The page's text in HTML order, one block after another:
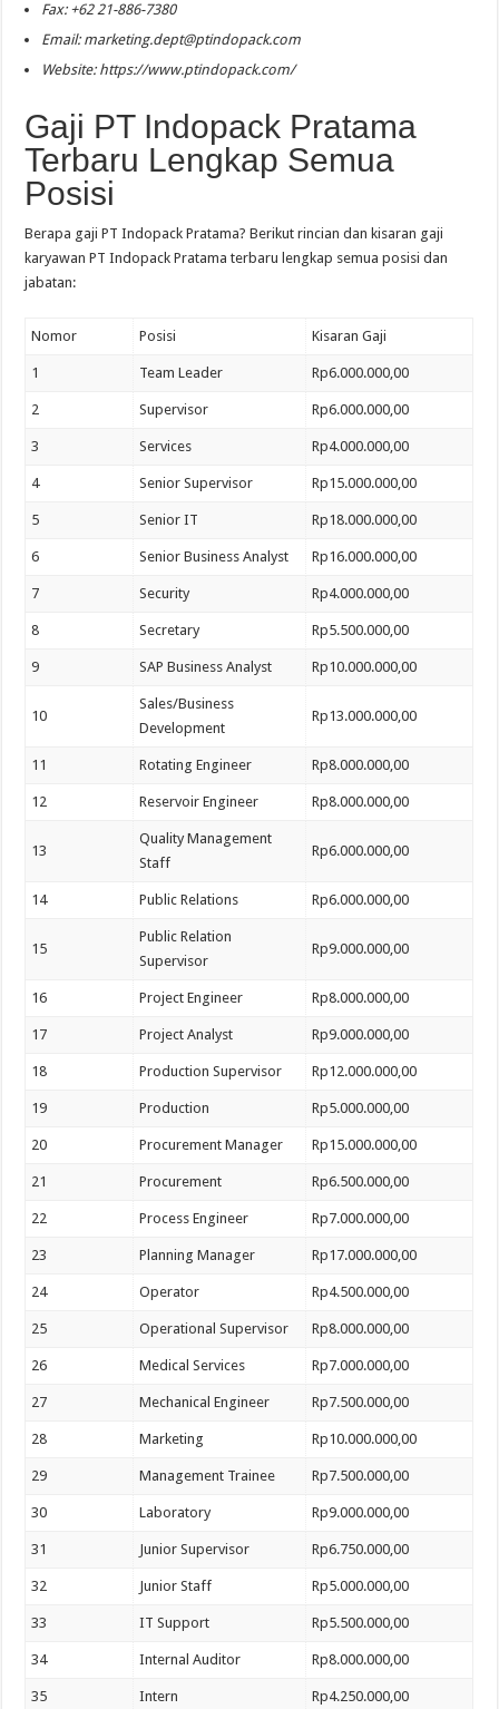
Fax: +62 21-886-7380
Email: marketing.dept@ptindopack.com
Website: https://www.ptindopack.com/
Gaji PT Indopack Pratama
Terbaru Lengkap Semua
Posisi
Berapa gaji PT Indopack Pratama? Berikut rincian dan kisaran gaji
karyawan PT Indopack Pratama terbaru lengkap semua posisi dan
jabatan:
Nomor Posisi Kisaran Gaji
1 Team Leader Rp6.000.000,00
2 Supervisor Rp6.000.000,00
3 Services Rp4.000.000,00
4 Senior Supervisor Rp15.000.000,00
5 Senior IT Rp18.000.000,00
6 Senior Business Analyst Rp16.000.000,00
7 Security Rp4.000.000,00
8 Secretary Rp5.500.000,00
9 SAP Business Analyst Rp10.000.000,00
10
Sales/Business
Development
Rp13.000.000,00
11 Rotating Engineer Rp8.000.000,00
12 Reservoir Engineer Rp8.000.000,00
13
Quality Management
Staff
Rp6.000.000,00
14 Public Relations Rp6.000.000,00
15
Public Relation
Supervisor
Rp9.000.000,00
16 Project Engineer Rp8.000.000,00
17 Project Analyst Rp9.000.000,00
18 Production Supervisor Rp12.000.000,00
19 Production Rp5.000.000,00
20 Procurement Manager Rp15.000.000,00
21 Procurement Rp6.500.000,00
22 Process Engineer Rp7.000.000,00
23 Planning Manager Rp17.000.000,00
24 Operator Rp4.500.000,00
25 Operational Supervisor Rp8.000.000,00
26 Medical Services Rp7.000.000,00
27 Mechanical Engineer Rp7.500.000,00
28 Marketing Rp10.000.000,00
29 Management Trainee Rp7.500.000,00
30 Laboratory Rp9.000.000,00
31 Junior Supervisor Rp6.750.000,00
32 Junior Staff Rp5.000.000,00
33 IT Support Rp5.500.000,00
34 Internal Auditor Rp8.000.000,00
35 Intern Rp4.250.000,00